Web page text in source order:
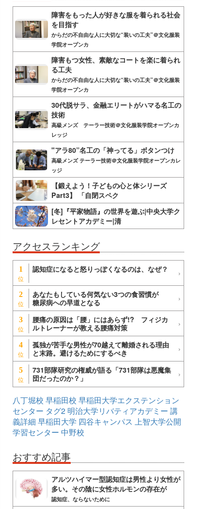
障害をもった人が好きな服を着られる社会
を目指す
からだの不自由な人に大切な“装いの工夫”＠文化服装
学院オープンカ
障害もつ女性、素敵なコートを楽に着られ
る工夫
からだの不自由な人に大切な“装いの工夫”＠文化服装
学院オープンカ
30代脱サラ、金融エリートがハマる名工の
技術
高級メンズ テーラー技術＠文化服装学院オープンカ
レッジ
"アラ80”名工の「神ってる」ボタンつけ
高級メンズ テーラー技術＠文化服装学院オープンカレ
ッジ
【鍛えよう！子どもの心と体シリーズ
Part3】 「自閉スペク
[冬]『平家物語』の世界を遊ぶ|中央大学ク
レセントアカデミー|清
アクセスランキング
1 認知症になると怒りっぽくなるのは、なぜ？
2
あなたもしている何気ない3つの食習慣が
糖尿病への早道となる
3
腰痛の原因は「腰」にはあらず!? フィジカ
ルトレーナーが教える腰痛対策
4
孤独が苦手な男性が70越えて離婚される理由
と末路。避けるためにするべき
5
731部隊研究の権威が語る「731部隊は悪魔集
団だったのか？」
八丁堀校 早稲田校 早稲田大学エクステンション
センター タグ2 明治大学リバティアカデミー 講
義詳細 早稲田大学 四谷キャンパス 上智大学公開
学習センター 中野校
おすすめ記事
アルツハイマー型認知症は男性より女性が
多い。その陰に女性ホルモンの存在が
認知症、ならないために